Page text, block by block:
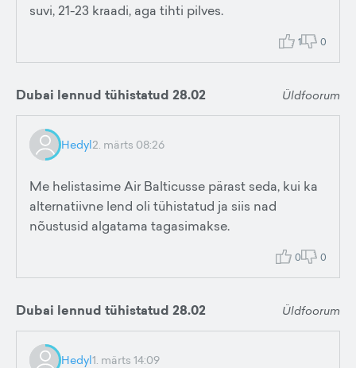
suvi, 21-23 kraadi, aga tihti pilves.
1 0
Dubai lennud tühistatud 28.02 Üldfoorum
Hedyl2. märts 08:26
Me helistasime Air Balticusse pärast seda, kui ka
alternatiivne lend oli tühistatud ja siis nad
nõustusid algatama tagasimakse.
0 0
Dubai lennud tühistatud 28.02 Üldfoorum
Hedyl1. märts 14:09